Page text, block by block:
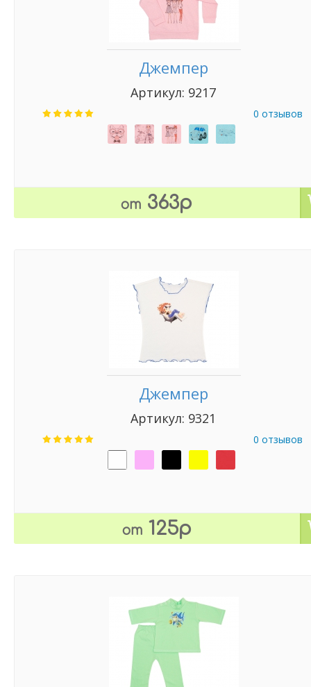
Джемпер
Артикул: 9217
0 отзывов
от 363р
Джемпер
Артикул: 9321
0 отзывов
от 125р